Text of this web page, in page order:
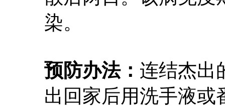
染。
预防办法： 连结杰出
出回家后用洗手液或